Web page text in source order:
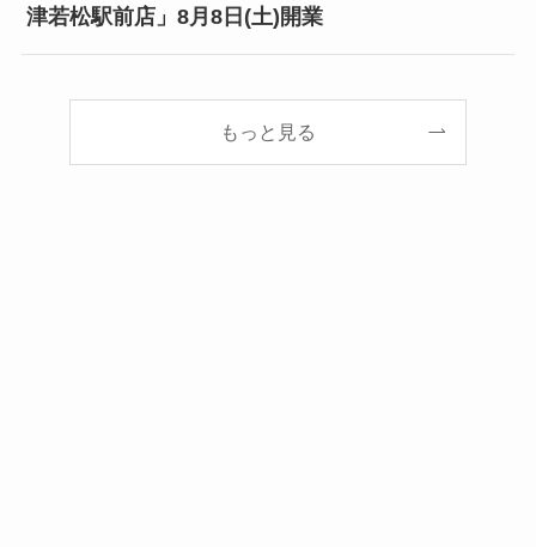
津若松駅前店」8月8日(土)開業
もっと見る